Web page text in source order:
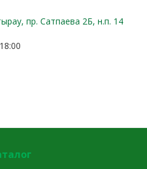
пр. Сатпаева 2Б, н.п. 14